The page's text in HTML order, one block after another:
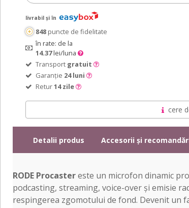
livrabil și în
848 puncte de fidelitate
în rate: de la
14.37lei/luna
Transport gratuit
Garanție 24 luni
Retur14 zile
cere
Detalii produs Accesorii și
RODE Procastereste un microfon dinamic
podcasting, streaming, voice-over și emisie
respingerea zgomotului de fond. Devenit un